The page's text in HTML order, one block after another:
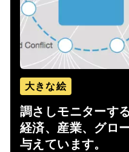
大きな絵
調さしモニターす
経済、産業、グロ
与えています。